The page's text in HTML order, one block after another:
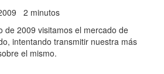
2 minutos
de 2009 visitamos el mercado de
intentando transmitir nuestra más
el mismo.